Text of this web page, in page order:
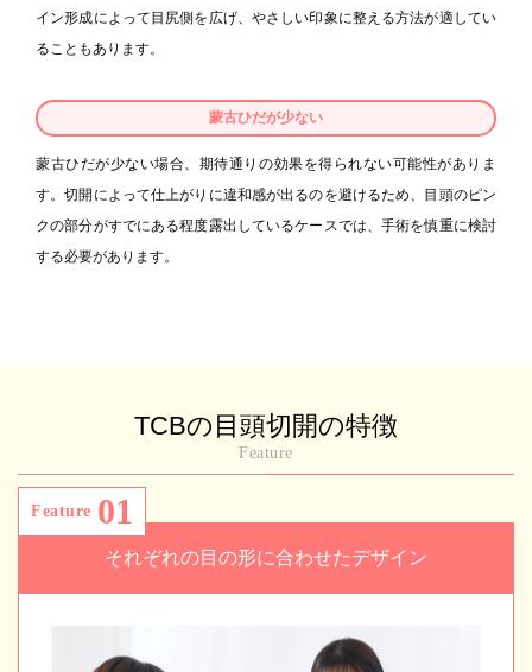
イン形成によって目尻側を広げ、やさしい印象に整える方法が適してい
ることもあります。
蒙古ひだが少ない
蒙古ひだが少ない場合、期待通りの効果を得られない可能性がありま
す。切開によって仕上がりに違和感が出るのを避けるため、目頭のピン
クの部分がすでにある程度露出しているケースでは、手術を慎重に検討
する必要があります。
TCBの目頭切開の特徴
Feature
Feature 01
それぞれの目の形に合わせたデザイン